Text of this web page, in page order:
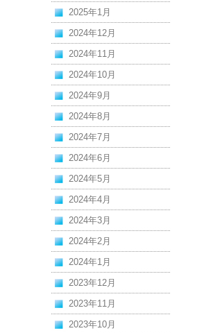
2025年1月
2024年12月
2024年11月
2024年10月
2024年9月
2024年8月
2024年7月
2024年6月
2024年5月
2024年4月
2024年3月
2024年2月
2024年1月
2023年12月
2023年11月
2023年10月